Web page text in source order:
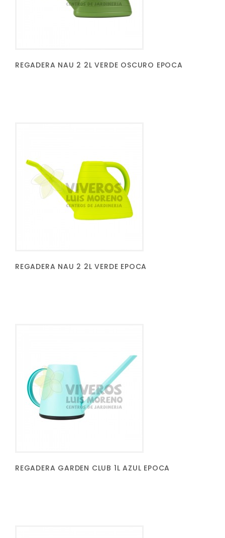
REGADERA NAU 2 2L VERDE OSCURO EPOCA
REGADERA NAU 2 2L VERDE EPOCA
REGADERA GARDEN CLUB 1L AZUL EPOCA